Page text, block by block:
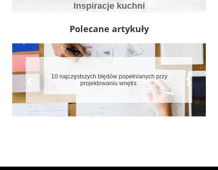
Inspiracje kuchni
Polecane artykuły
przy 7 błędów które zepsują aranżację małych mieszkań